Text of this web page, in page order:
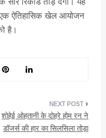
एक ऐतिहासिक खेल आयोजन
है।
शोहेई ओहतानी के दोहरे होम रन ने
डॉजर्स की हार का सिलसिला तोड़ा